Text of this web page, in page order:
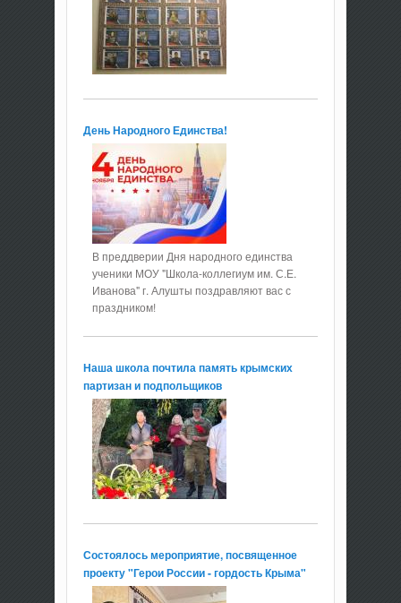
День Народного Единства!
В преддверии Дня народного единства
ученики МОУ "Школа-коллегиум им. С.Е.
Иванова" г. Алушты поздравляют вас с
праздником!
Наша школа почтила память крымских
партизан и подпольщиков
Состоялось мероприятие, посвященное
проекту "Герои России - гордость Крыма"